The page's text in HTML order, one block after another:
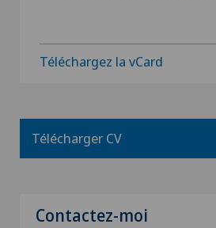
Téléchargez la vCard
Télécharger CV
Contactez-moi